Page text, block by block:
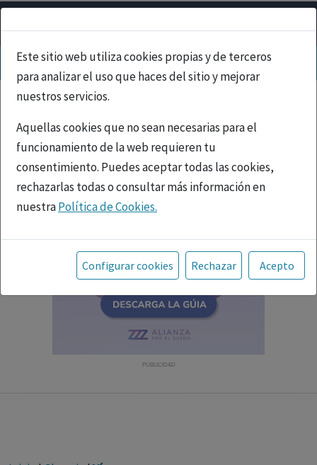
Este sitio web utiliza cookies propias y de terceros
para analizar el uso que haces del sitio y mejorar
nuestros servicios.
Aquellas cookies que no sean necesarias para el
funcionamiento de la web requieren tu
consentimiento. Puedes aceptar todas las cookies,
rechazarlas todas o consultar más información en
nuestraPolítica de Cookies.
Toda la información incluida en la Página Web está
referida a productos del mercado español y, por
tanto, dirigida a profesionales sanitarios legalmente
facultados para prescribir o dispensar medicamentos
con ejercicio profesional. La información técnica de los
fármacos se facilita a título meramente informativo,
Configurar cookies Rechazar Acepto
PUBLICIDAD